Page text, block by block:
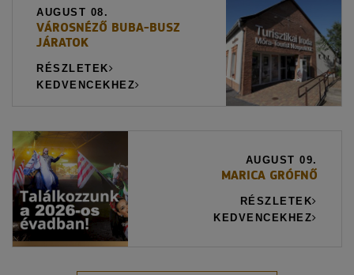
AUGUST 08.
VÁROSNÉZŐ BUBA-BUSZ
JÁRATOK
RÉSZLETEK
KEDVENCEKHEZ
AUGUST 09.
MARICA GRÓFNŐ
RÉSZLETEK
KEDVENCEKHEZ